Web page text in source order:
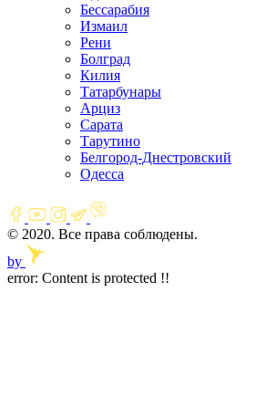
Бессарабия
Измаил
Рени
Болград
Килия
Татарбунары
Арциз
Сарата
Тарутино
Белгород-Днестровский
Одесса
© 2020. Все права соблюдены.
by
error: Content is protected !!